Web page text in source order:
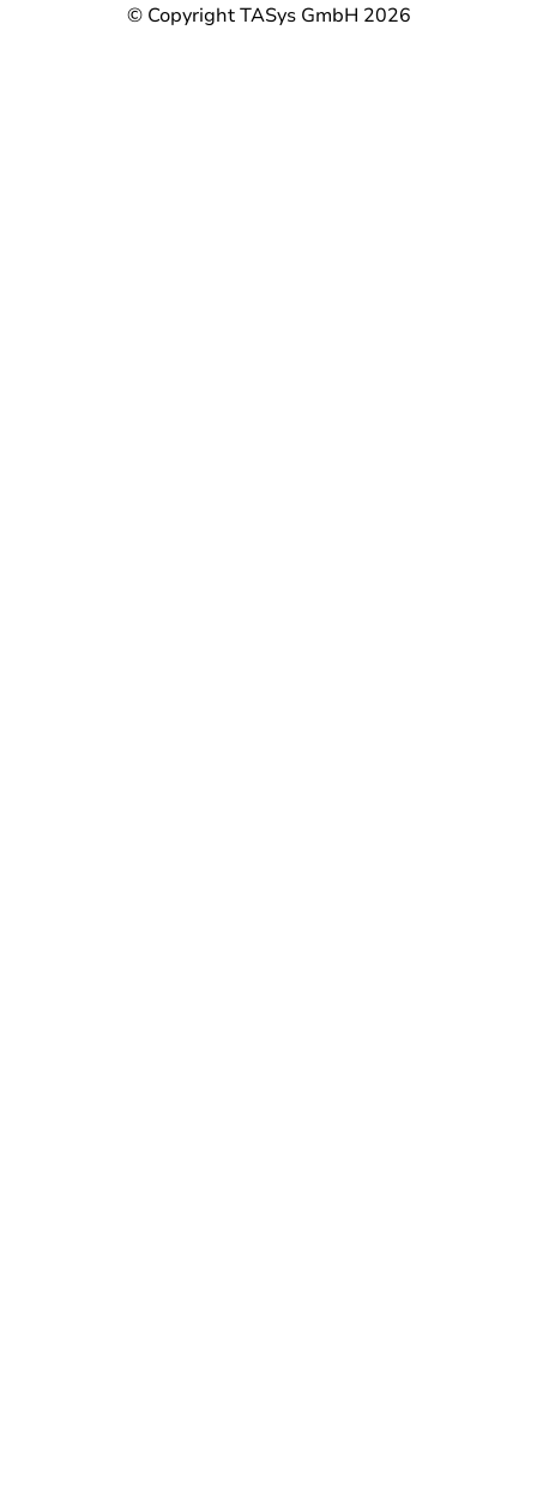
© Copyright TASys GmbH 2026